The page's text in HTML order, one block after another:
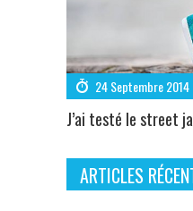
24 Septembre 2014
J’ai testé le street
ARTICLES